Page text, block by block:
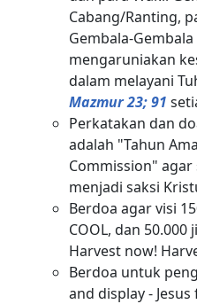
Cabang/Ranting,
Gembala-
mengaruniakan
dalam melayani
Mazmur 23; 91
Perkatakan dan
adalah "Tahun
Commission"
menjadi saksi
Berdoa agar visi
COOL, dan 50.000
Harvest now!
Berdoa untuk
and display -